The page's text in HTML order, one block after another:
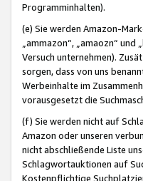
Programminhalten).
(e) Sie werden Amazon-
„ammazon“, „amaozn“
Versuch unternehmen).
sorgen, dass von uns
Werbeinhalte im
vorausgesetzt die
(f) Sie werden nicht auf
Amazon oder unseren
nicht abschließende Liste
Schlagwortauktionen auf
Kostenpflichtige